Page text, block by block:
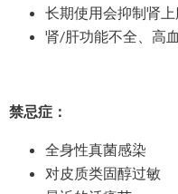
长期使用会抑制肾
肾/肝功能不全、高
禁忌症：
全身性真菌感染
对皮质类固醇过敏